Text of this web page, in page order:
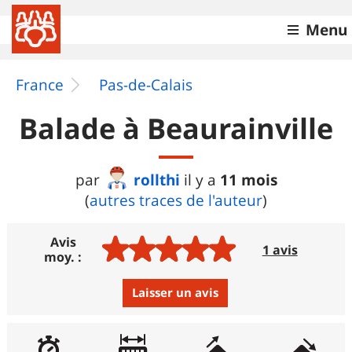
Menu
France Pas-de-Calais
Balade à Beaurainville
par rollthi il y a 11 mois
(autres traces de l'auteur)
Avis
moy. :
1 avis
Laisser un avis